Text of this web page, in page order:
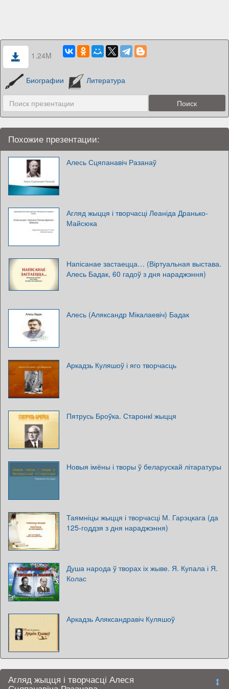
1.24M
Биографии Литература
Похожие презентации:
Алесь Сцяпанавіч Разанаў
Агляд жыцця і творчасці Леаніда Дранько-
Майсюка
Напісанае застаецца… (Віртуальная выстава.
Алесь Бадак, 60 гадоў з дня нараджэння)
Алесь (Аляксандр Мікалаевіч) Бадак
Аркадзь Куляшоў і яго творчасць
Пятрусь Броўка. Старонкi жыцця
Новыя імёны і творы ў беларускай літаратуры
Таямніцы жыцця і творчасці М. Гарэцкага (да
125-годдзя з дня нараджэння)
Душа народа ў творах іх жыве. Я. Купала і Я.
Колас
Аркадзь Аляксандравіч Куляшоў
Агляд жыцця і творчасці Алеся